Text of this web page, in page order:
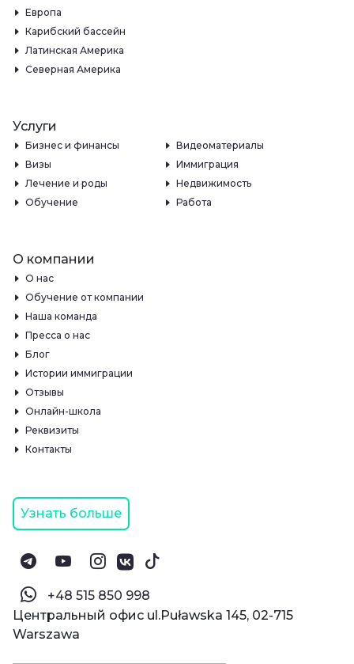
Европа
Карибский бассейн
Латинская Америка
Северная Америка
Услуги
Бизнес и финансы
Видеоматериалы
Визы
Иммиграция
Лечение и роды
Недвижимость
Обучение
Работа
О компании
О нас
Обучение от компании
Наша команда
Пресса о нас
Блог
Истории иммиграции
Отзывы
Онлайн-школа
Реквизиты
Контакты
Узнать больше
‪+48 515 850 998‬
Центральный офис ul.Puławska 145, 02-715
Warszawa